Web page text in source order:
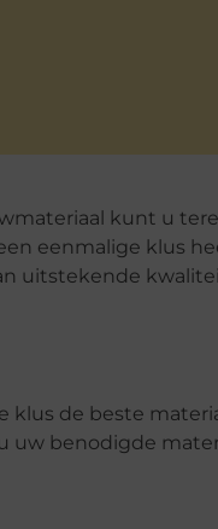
kunt u
eenmalige klus
uitstekende
klus de beste
uw benodigde